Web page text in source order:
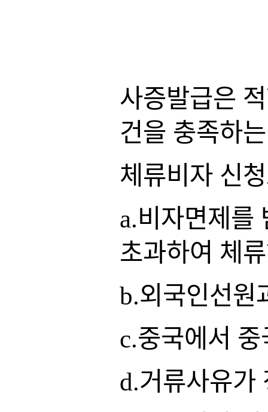
사증발급은
건을 충족하
체류비자 신
a.비자면제를
초과하여 체
b.외국인선원
c.중국에서
d.거류사유가